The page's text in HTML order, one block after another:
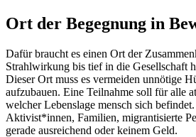
Ort der Begegnung in
Dafür braucht es einen Ort der
Strahlwirkung bis tief in die Gesellschaft
Dieser Ort muss es vermeiden unnötige
aufzubauen. Eine Teilnahme soll für alle
welcher Lebenslage mensch sich
Aktivist*innen, Familien, migrantisierte
gerade ausreichend oder keinem Geld.